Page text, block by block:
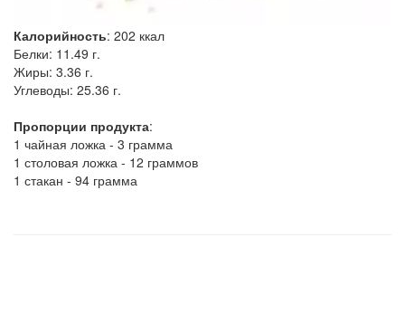
Калорийность: 202 ккал
Белки: 11.49 г.
Жиры: 3.36 г.
Углеводы: 25.36 г.
Пропорции продукта:
1 чайная ложка - 3 грамма
1 столовая ложка - 12 граммов
1 стакан - 94 грамма